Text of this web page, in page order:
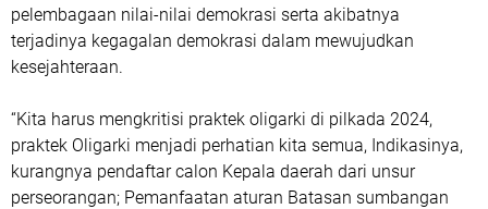
pelembagaan nilai-nilai demokrasi serta akibatnya
terjadinya kegagalan demokrasi dalam mewujudkan
kesejahteraan.
“Kita harus mengkritisi praktek oligarki di pilkada 2024,
praktek Oligarki menjadi perhatian kita semua, Indikasinya,
kurangnya pendaftar calon Kepala daerah dari unsur
perseorangan; Pemanfaatan aturan Batasan sumbangan